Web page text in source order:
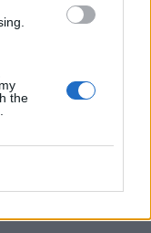
the
Αθήνα το
Δευτέρας
γεμάτο χρώμα,
Κυριακή της…